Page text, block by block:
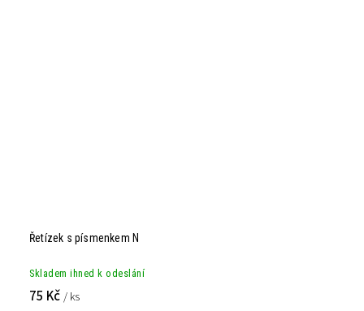
Řetízek s písmenkem N
Skladem ihned k odeslání
75 Kč / ks